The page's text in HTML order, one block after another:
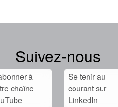
Suivez-nous
à
chaîne
Se tenir au
courant sur
LinkedIn